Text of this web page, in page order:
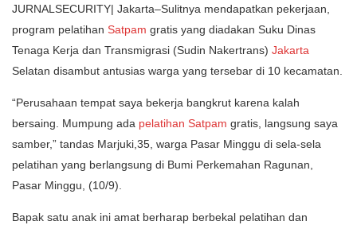
JURNALSECURITY| Jakarta–Sulitnya mendapatkan pekerjaan,
program pelatihan Satpam gratis yang diadakan Suku Dinas
Tenaga Kerja dan Transmigrasi (Sudin Nakertrans) Jakarta
Selatan disambut antusias warga yang tersebar di 10 kecamatan.
“Perusahaan tempat saya bekerja bangkrut karena kalah
bersaing. Mumpung ada pelatihan Satpam gratis, langsung saya
samber,” tandas Marjuki,35, warga Pasar Minggu di sela-sela
pelatihan yang berlangsung di Bumi Perkemahan Ragunan,
Pasar Minggu, (10/9).
Bapak satu anak ini amat berharap berbekal pelatihan dan